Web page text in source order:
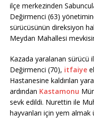
ilçe merkezinden
Değirmenci (63)
sürücüsünün direksiyon
Meydan Mahallesi
Kazada yaralanan sürücü
Değirmenci (70), itfaiye
Hastanesine kaldırılan
ardından Kastamonu
sevk edildi. Nurettin ile
hayvanları için yem